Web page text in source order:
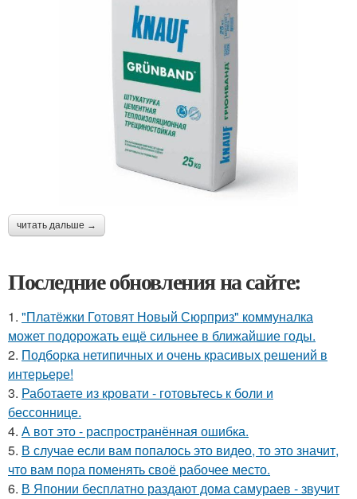
читать дальше →
Последние обновления на сайте:
1. "Платёжки Готовят Новый Сюрприз" коммуналка
может подорожать ещё сильнее в ближайшие годы.
2. Подборка нетипичных и очень красивых решений в
интерьере!
3. Работаете из кровати - готовьтесь к боли и
бессоннице.
4. А вот это - распространённая ошибка.
5. В случае если вам попалось это видео, то это значит,
что вам пора поменять своё рабочее место.
6. В Японии бесплатно раздают дома самураев - звучит